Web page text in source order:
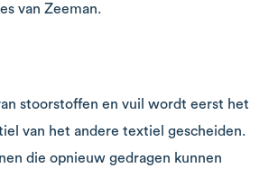
van Zeeman.
stoorstoffen en vuil wordt eerst het
van het andere textiel gescheiden.
die opnieuw gedragen kunnen